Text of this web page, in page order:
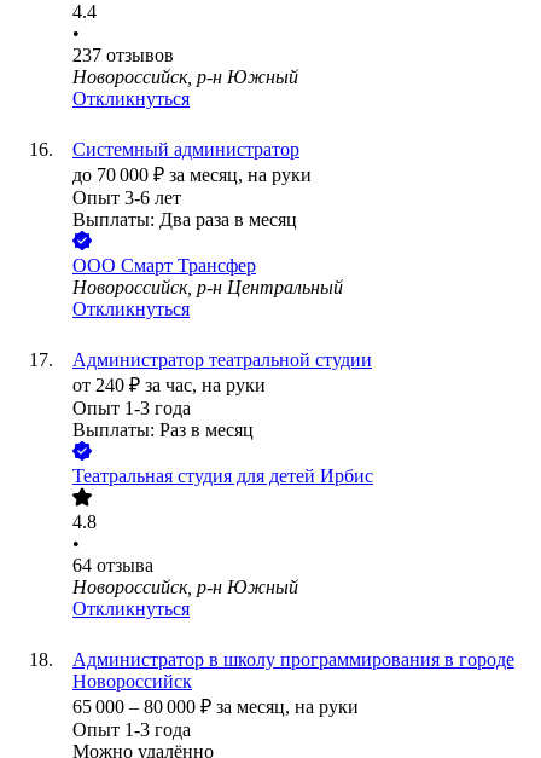
4.4
•
237 отзывов
Новороссийск, р-н Южный
Откликнуться
Системный администратор
до 70 000 ₽ за месяц, на руки
Опыт 3-6 лет
Выплаты: Два раза в месяц
ООО Смарт Трансфер
Новороссийск, р-н Центральный
Откликнуться
Администратор театральной студии
от 240 ₽ за час, на руки
Опыт 1-3 года
Выплаты: Раз в месяц
Театральная студия для детей Ирбис
4.8
•
64 отзыва
Новороссийск, р-н Южный
Откликнуться
Администратор в школу программирования в городе
Новороссийск
65 000 – 80 000 ₽ за месяц, на руки
Опыт 1-3 года
Можно удалённо